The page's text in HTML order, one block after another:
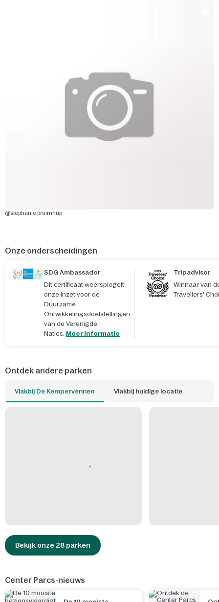
@stephanie.pruimhup
Onze onderscheidingen
SDG Ambassador
Dit certificaat weerspiegelt
onze inzet voor de
Duurzame
Ontwikkelingsdoelstellingen
van de Verenigde
Naties. Meer informatie
Tripadvisor
Winnaar van
Travellers'
Ontdek andere parken
Vlakbij De Kempervennen Vlakbij huidige locatie
Bekijk onze 28 parken
Center Parcs-nieuws